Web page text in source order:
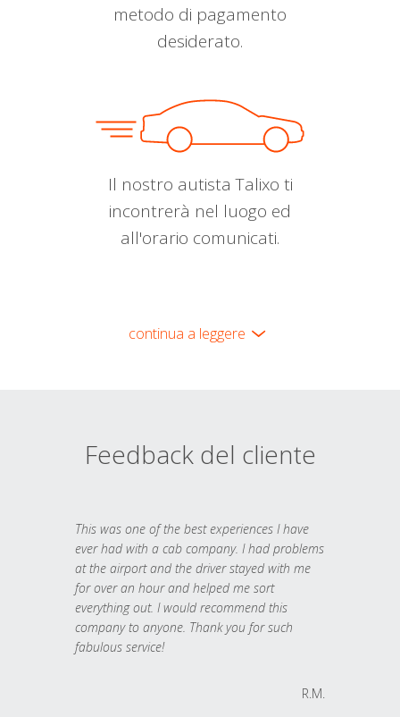
metodo di pagamento
desiderato.
Il nostro autista Talixo ti
incontrerà nel luogo ed
all'orario comunicati.
continua a leggere
Feedback del cliente
This was one of the best experiences I have
ever had with a cab company. I had problems
at the airport and the driver stayed with me
for over an hour and helped me sort
everything out. I would recommend this
company to anyone. Thank you for such
fabulous service!
R.M.